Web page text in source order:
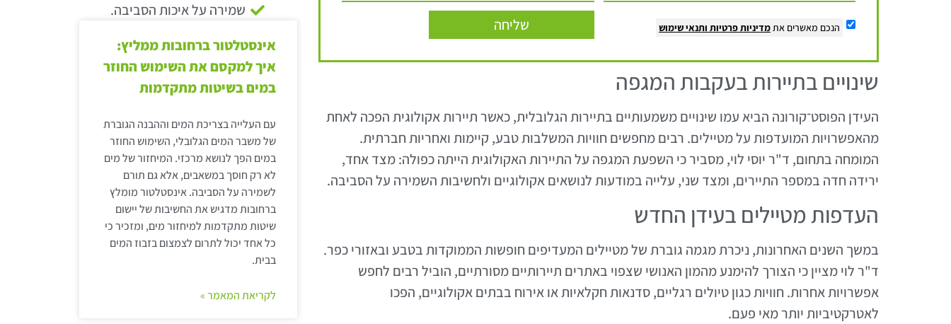
הנכם מאשרים אתמדיניות פרטיות ותנאי שימוש שליחה
שינויים בתיירות בעקבות המגפה
העידן הפוסט־קורונה הביא עמו שינויים משמעותיים בתיירות הגלובלית, כאשר תיירות אקולוגית הפכה לאחת
מהאפשרויות המועדפות על מטיילים. רבים מחפשים חוויות המשלבות טבע, קיימות ואחריות חברתית.
המומחה בתחום, ד"ר יוסי לוי, מסביר כי השפעת המגפה על התיירות האקולוגית הייתה כפולה: מצד אחד,
ירידה חדה במספר התיירים, ומצד שני, עלייה במודעות לנושאים אקולוגיים ולחשיבות השמירה על הסביבה.
העדפות מטיילים בעידן החדש
במשך השנים האחרונות, ניכרת מגמה גוברת של מטיילים המעדיפים חופשות הממוקדות בטבע ובאזורי כפר.
ד"ר לוי מציין כי הצורך להימנע מהמון האנושי שצפוי באתרים תיירותיים מסורתיים, הוביל רבים לחפש
אפשרויות אחרות. חוויות כגון טיולים רגליים, סדנאות חקלאיות או אירוח בבתים אקולוגיים, הפכו
לאטרקטיביות יותר מאי פעם.
שמירה על איכות הסביבה.
אינסטלטור ברחובות ממליץ:
איך למקסם את השימוש החוזר
במים בשיטות מתקדמות
עם העלייה בצריכת המים וההבנה הגוברת
של משבר המים הגלובלי, השימוש החוזר
במים הפך לנושא מרכזי. המיחזור של מים
לא רק חוסך במשאבים, אלא גם תורם
לשמירה על הסביבה. אינסטלטור מומלץ
ברחובות מדגיש את החשיבות של יישום
שיטות מתקדמות למיחזור מים, ומזכיר כי
כל אחד יכול לתרום לצמצום בזבוז המים
בבית.
לקריאת המאמר »